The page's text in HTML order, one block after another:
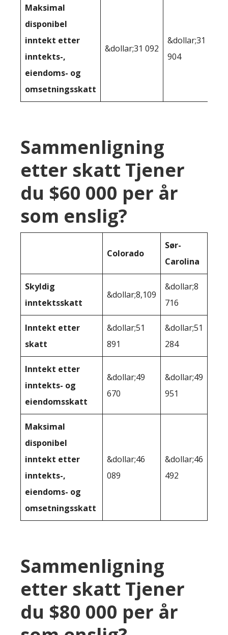
Maksimal
disponibel
inntekt etter
inntekts-,
eiendoms- og
omsetningsskatt
&dollar;31 092
&dollar;31
904
Sammenligning
etter skatt Tjener
du $60 000 per år
som enslig?
Colorado
Sør-
Carolina
Skyldig
inntektsskatt
&dollar;8,109
&dollar;8
716
Inntekt etter
skatt
&dollar;51
891
&dollar;51
284
Inntekt etter
inntekts- og
eiendomsskatt
&dollar;49
670
&dollar;49
951
Maksimal
disponibel
inntekt etter
inntekts-,
eiendoms- og
omsetningsskatt
&dollar;46
089
&dollar;46
492
Sammenligning
etter skatt Tjener
du $80 000 per år